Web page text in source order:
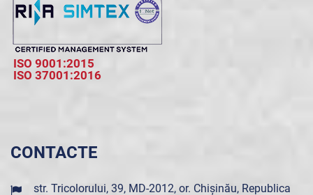
ISO 9001:2015
ISO 37001:2016
CONTACTE
str. Tricolorului, 39, MD-2012, or. Chișinău, Republica